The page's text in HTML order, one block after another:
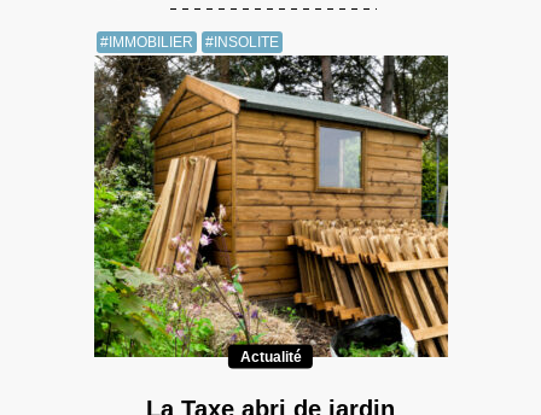
#IMMOBILIER #INSOLITE
Actualité
La Taxe abri de jardin